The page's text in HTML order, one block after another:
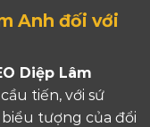
Anh đối với
Diệp Lâm
tiến, với sứ
tượng của đổi